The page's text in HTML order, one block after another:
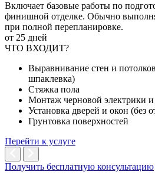
Включает базовые работы по
финишной отделке. Обычно
при полной перепланировке.
от 25 дней
ЧТО ВХОДИТ?
Выравнивание стен и
шпаклевка)
Стяжка пола
Монтаж черновой электрики и
Установка дверей и окон (без
Грунтовка поверхностей
Перейти к услуге
Получить бесплатную консультацию